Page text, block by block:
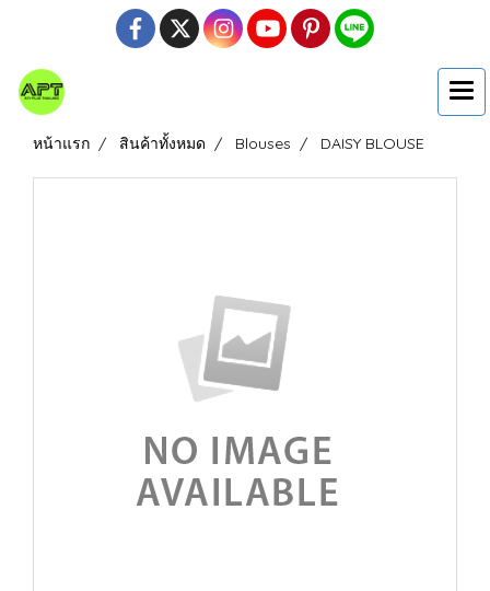
หน้าแรก สินค้าทั้งหมด Blouses DAISY BLOUSE